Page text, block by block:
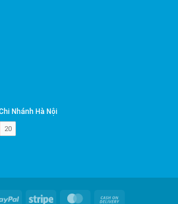
PayPal Stripe MasterCard